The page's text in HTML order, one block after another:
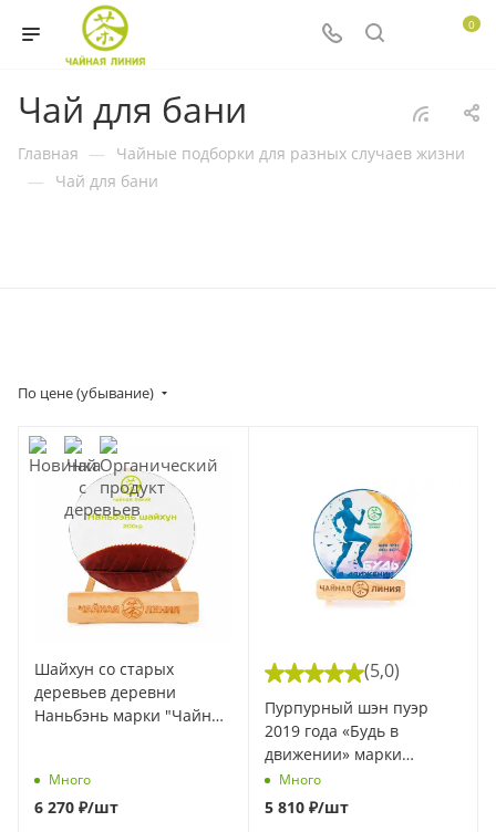
0
Чай для бани
Главная — Чайные подборки для разных случаев жизни
— Чай для бани
По цене (убывание)
Шайхун со старых
деревьев деревни
Наньбэнь марки "Чайная
Много
6 270 ₽/шт
(5,0)
Пурпурный шэн пуэр
2019 года «Будь в
движении» марки
«Чайная Линия» 357 г (1
шт)
Много
5 810₽/шт